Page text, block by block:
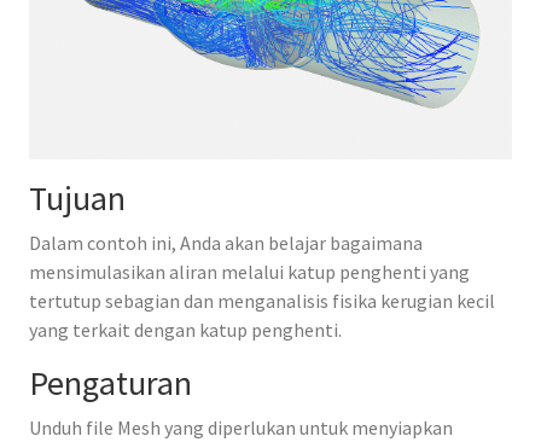
Tujuan
Dalam contoh ini, Anda akan belajar bagaimana
mensimulasikan aliran melalui katup penghenti yang
tertutup sebagian dan menganalisis fisika kerugian kecil
yang terkait dengan katup penghenti.
Pengaturan
Unduh file Mesh yang diperlukan untuk menyiapkan